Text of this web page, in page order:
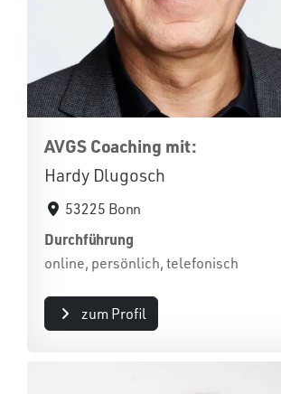
AVGS Coaching mit:
Hardy Dlugosch
53225 Bonn
Durchführung
online, persönlich, telefonisch
zum Profil